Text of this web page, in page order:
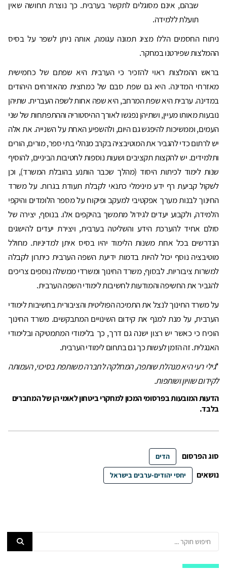
שבהם, אינם מסוגלים לתקשר בערבית. כך נוצרת תחושה שאין
תועלת ללמידה.
ניתוח החסמים הללו מציג תמונה עגומה, אותה ניתן לשפר על בסיס
ההמלצות שפירטנו במחקר.
בראש ההמלצות ראוי להזכיר כי הערבית היא שפתם של כחמישית
מאזרחי המדינה. היא גם שפת סבם של כמחצית מהאזרחים היהודים
במדינה. ערבית היא שפת המרחב, היא שפה אחות לשפה העברית. שתיהן
נובעות מאותו מעיין, ושתיהן נפגשו לאורך ההיסטוריה וההתפתחות של שני
העמים, וממשיכות להיפגש גם היום, ולהשפיע האחת על השנייה. את אלה
יש לרתום כדי להגביר את המוטיבציה בקרב מנהלי בתי ספר, מורים, הורים
ותלמידים. יש להקצות תקציבים ושעות נוספות לחטיבות הביניים, להוסיף
שנות לימוד לכיתות היסוד (מהלך שכבר הותנע בהובלת המשרד), וכן
לשקול קביעת רף ידע מינימלי כתנאי לקבלת תעודת בגרות. על משרד
החינוך לבנות מערך אפקטיבי למעקב ופיקוח על מספר הלומדים והיקפי
הלמידה, ולקבוע יעדים לגידול מתמשך בהיקפים אלו. בנוסף, יצירה של
סולם אחיד להערכת הידע והשליטה בערבית, ויצירת יעדים להישגים
הנדרשים בכל אחת משנות הלימוד יהיו בסיס איתן למדיניות. מחולל
מוטיבציה נוסף יכול להיות בדמות ידיעת השפה הערבית כיתרון לקבלה
למשרות ציבוריות. לבסוף, משרד החינוך ומשרדי ממשלה נוספים צריכים
להגביר את החשיפה והמודעות לחשיבות לימודי השפה הערבית.
על משרד החינוך לנצל את התמיכה הפוליטית והציבורית בחשיבות לימודי
הערבית, על מנת למנף את קידום השינויים המתבקשים. משרד החינוך
הוכיח כי כאשר יש רצון ישנה גם דרך, כך בלימודי המתמטיקה ובלימודי
האנגלית. זה הזמן לעשות כך גם בתחום לימודי הערבית.
*גילי רעי היא מנהלת שותפה, המחלקה לחברה משותפת בסיכוי, העמותה
לקידום שוויון ושותפות.
הדעות המובעות בפרסומי המכון למחקרי ביטחון לאומי הן של המחברים
בלבד.
סוג הפרסום הדים
נושאים יחסי יהודים-ערבים בישראל